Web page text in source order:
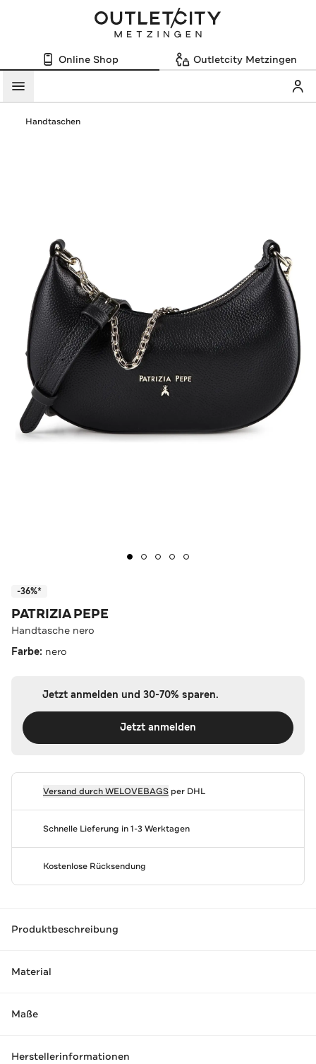
Online Shop Outletcity Metzingen
Menü
Handtaschen
-36%*
PATRIZIA PEPE
Handtasche nero
Farbe: nero
Jetzt anmelden und 30-70% sparen.
Jetzt anmelden
Versand durchWELOVEBAGSper DHL
Schnelle Lieferung in 1-3 Werktagen
Kostenlose Rücksendung
Produktbeschreibung
Material
Maße
Herstellerinformationen